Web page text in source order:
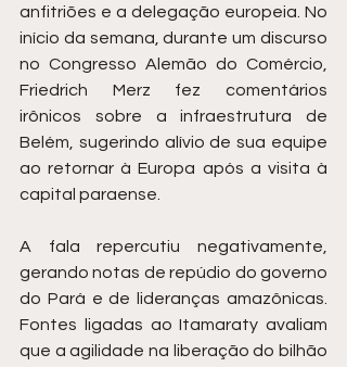
anfitriões e a delegação europeia. No
início da semana, durante um discurso
no Congresso Alemão do Comércio,
Friedrich Merz fez comentários
irônicos sobre a infraestrutura de
Belém, sugerindo alívio de sua equipe
ao retornar à Europa após a visita à
capital paraense.
A fala repercutiu negativamente,
gerando notas de repúdio do governo
do Pará e de lideranças amazônicas.
Fontes ligadas ao Itamaraty avaliam
que a agilidade na liberação do bilhão